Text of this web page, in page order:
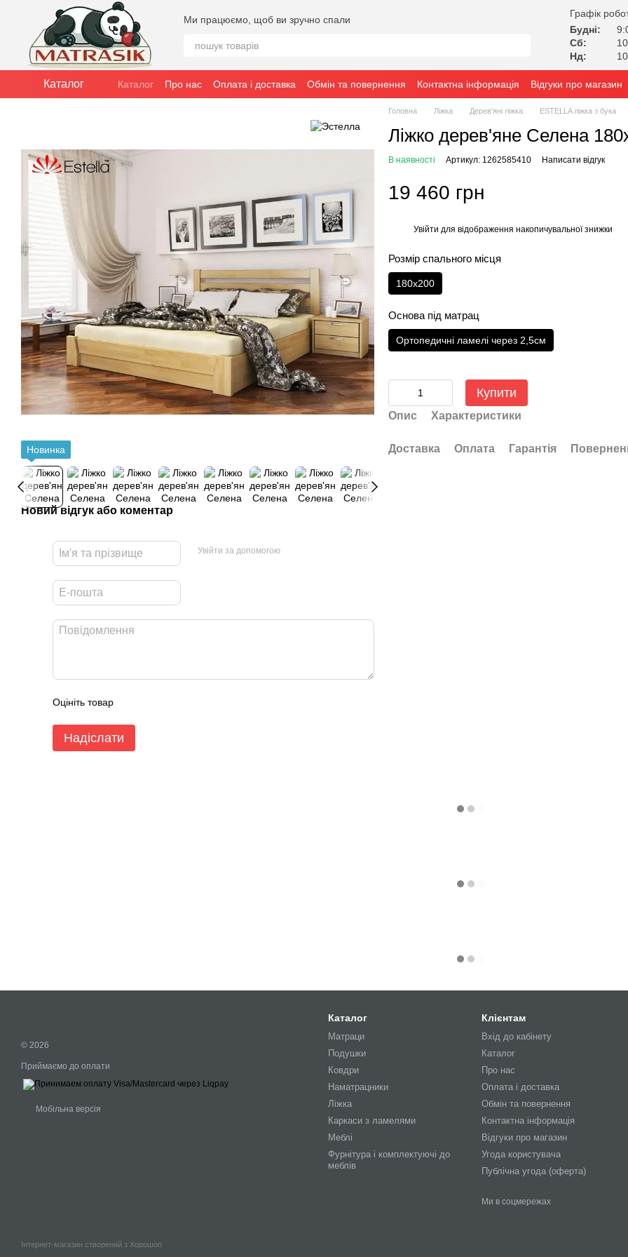
Перейти до основного контенту
Ми працюємо, щоб ви зручно спали
Графік
Будні:
Сб:
Нд:
Каталог Каталог Про нас Оплата і доставка Обмін та повернення Контактна інформація
Відгуки про магазин
Публічна угода (оферта)
Новинка
Новий відгук або коментар
Увійти за допомогою
Оцініть товар
Надіслати
Головна Ліжка Дерев'яні ліжка ESTELLA ліжка з бука
Ліжко дерев'яне Селена
В наявності Артикул: 1262585410 Написати відгук
19 460 грн
Увійти для відображення накопичувальної знижки
Розмір спального місця
180x200
Основа під матрац
Ортопедичні ламелі через 2,5см
Купити
Опис Характеристики
Доставка Оплата Гарантія
© 2026
Приймаємо до оплати
Мобільна версія
Інтернет-магазин створений з Хорошоп
Каталог
Матраци
Подушки
Ковдри
Наматрацники
Ліжка
Каркаси з ламелями
Меблі
Фурнітура і комплектуючі до
меблів
Клієнтам
Вхід до кабінету
Каталог
Про нас
Оплата і доставка
Обмін та повернення
Контактна інформація
Відгуки про магазин
Угода користувача
Публічна угода (оферта)
Ми в соцмережах